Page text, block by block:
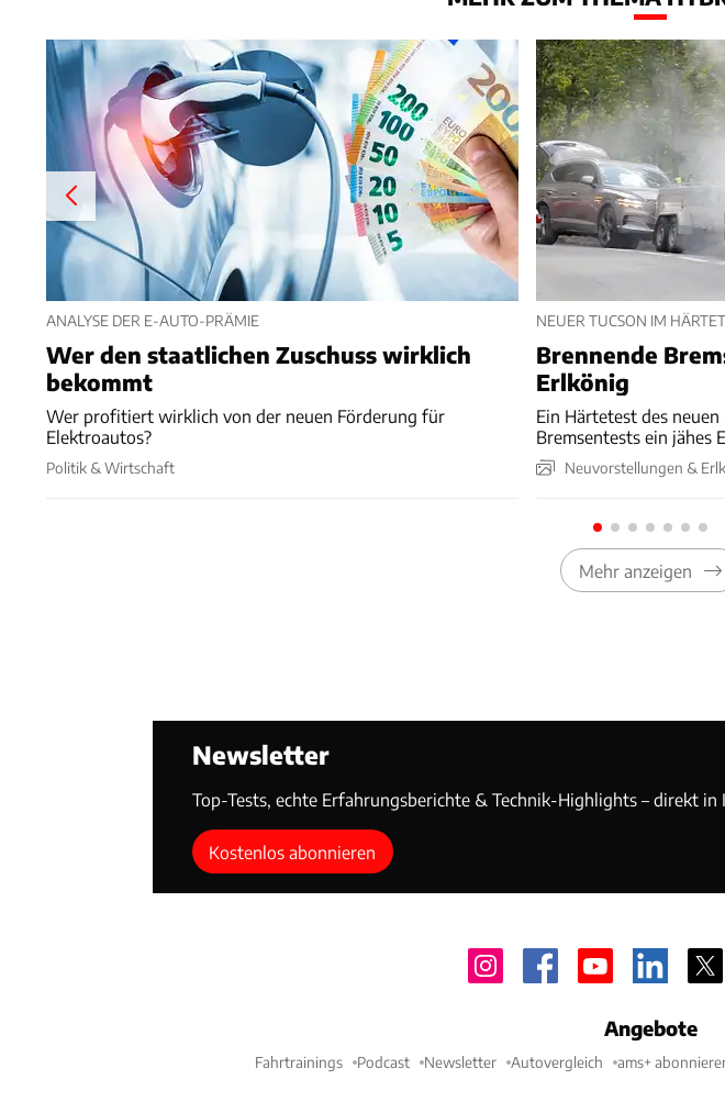
ANALYSE DER E-AUTO-PRÄMIE
Wer den staatlichen Zuschuss wirklich
bekommt
Wer profitiert wirklich von der neuen Förderung für
Elektroautos?
Politik & Wirtschaft
NEUER TUCSON IM
Brennende
Erlkönig
Ein Härtetest des
Bremsentests ein jähes
Neuvorstellungen &
Mehr anzeigen
Newsletter
Top-Tests, echte Erfahrungsberichte & Technik-Highlights – direkt in
Kostenlos abonnieren
Angebote
Fahrtrainings Podcast Newsletter Autovergleich ams+